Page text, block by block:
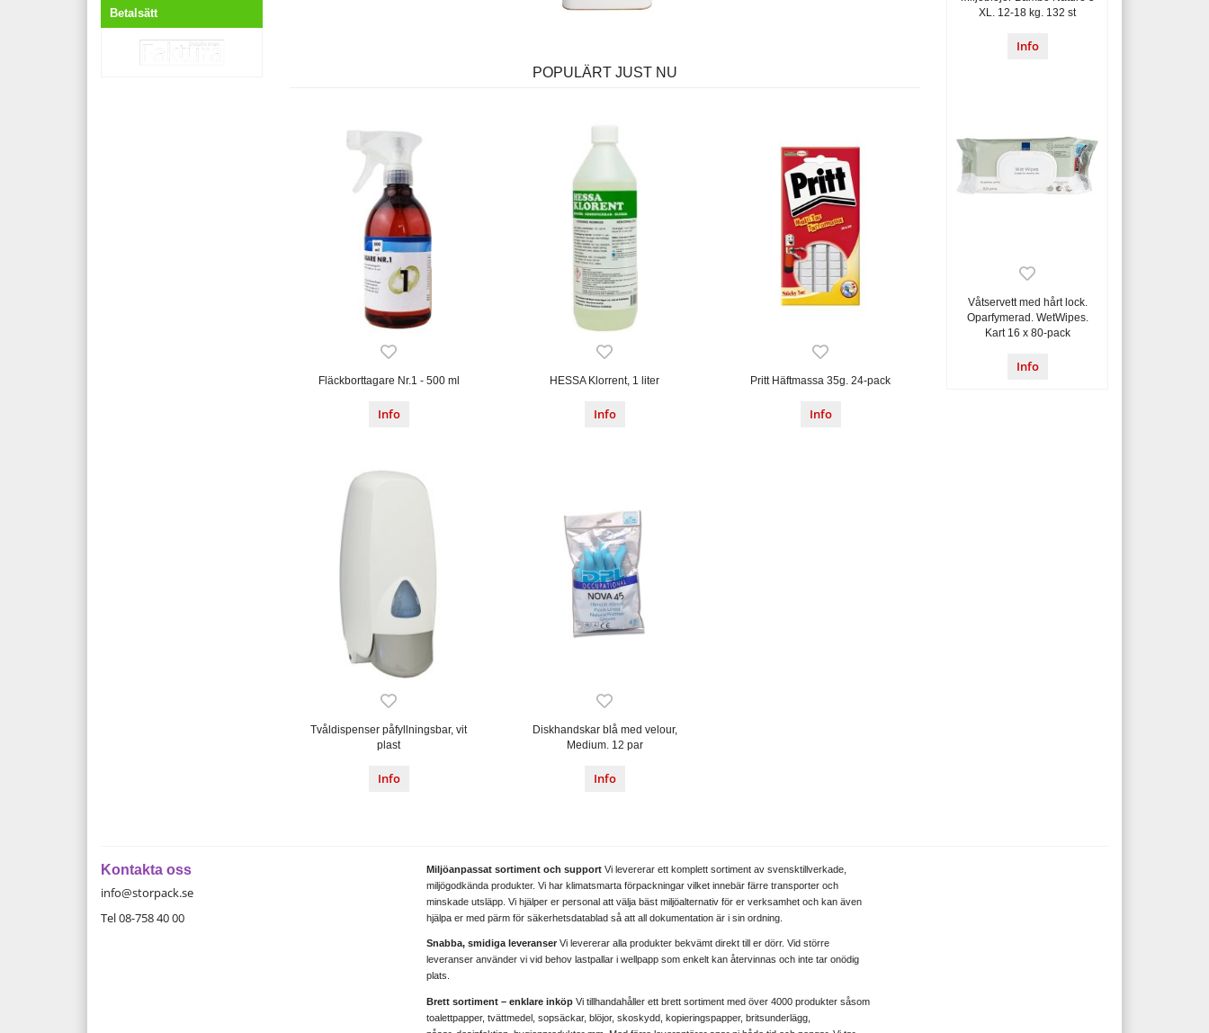
Betalsätt
XL. 12-18 kg. 132 st
Info
Våtservett med hårt lock.
Oparfymerad. WetWipes.
Kart 16 x 80-pack
Info
POPULÄRT JUST NU
Fläckborttagare Nr.1 - 500 ml
Info
HESSA Klorrent, 1 liter
Info
Pritt Häftmassa 35g. 24-pack
Info
Tvåldispenser påfyllningsbar, vit
plast
Info
Diskhandskar blå med velour,
Medium. 12 par
Info
Kontakta oss
info@storpack.se
Tel 08-758 40 00
Miljöanpassat sortiment och support Vi levererar ett komplett sortiment av svensktillverkade,
miljögodkända produkter. Vi har klimatsmarta förpackningar vilket innebär färre transporter och
minskade utsläpp. Vi hjälper er personal att välja bäst miljöalternativ för er verksamhet och kan även
hjälpa er med pärm för säkerhetsdatablad så att all dokumentation är i sin ordning.
Snabba, smidiga leveranser Vi levererar alla produkter bekvämt direkt till er dörr. Vid större
leveranser använder vi vid behov lastpallar i wellpapp som enkelt kan återvinnas och inte tar onödig
plats.
Brett sortiment – enklare inköp Vi tillhandahåller ett brett sortiment med över 4000 produkter såsom
toalettpapper, tvättmedel, sopsäckar, blöjor, skoskydd, kopieringspapper, britsunderlägg,